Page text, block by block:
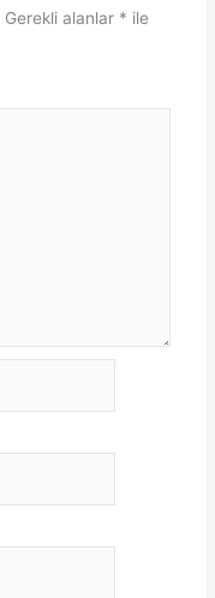
Gerekli alanlar * ile